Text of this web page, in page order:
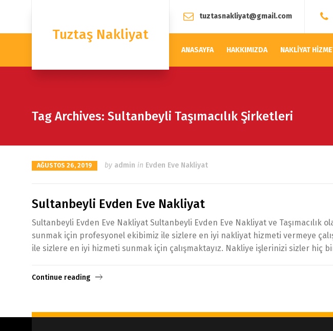
Tuztaş Nakliyat
tuztasnakliyat@gmail.com
ANASAYFA HAKKIMIZDA NAKLİYAT
Tag Archives: Sultanbeyli Taşımacılık Şirketleri
AĞUSTOS 26, 2019 by admin in Evden Eve Nakliyat
Sultanbeyli Evden Eve Nakliyat
Sultanbeyli Evden Eve Nakliyat Sultanbeyli Evden Eve Nakliyat ve
sunmak için profesyonel ekibimiz ile sizlere en iyi nakliyat hizmeti vermeye
ile sizlere en iyi hizmeti sunmak için çalışmaktayız. Nakliye işlerinizi sizler hiç
Continue reading